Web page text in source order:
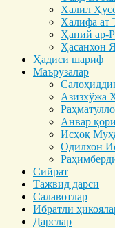
Халил
Халифа ат
Ҳаний ар-
Ҳасанхон
Ҳадиси шариф
Маърузалар
Азизхўжа
Анвар
Исҳоқ
Одилхон
Сийрат
Тажвид дарси
Салавотлар
Ибратли
Дарслар